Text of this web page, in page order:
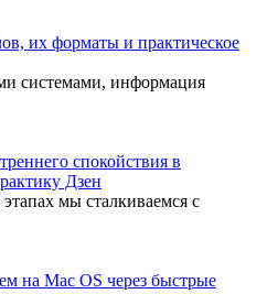
их форматы и практическое
системами, информация
спокойствия в
Дзен
мы сталкиваемся с
на Mac OS через быстрые